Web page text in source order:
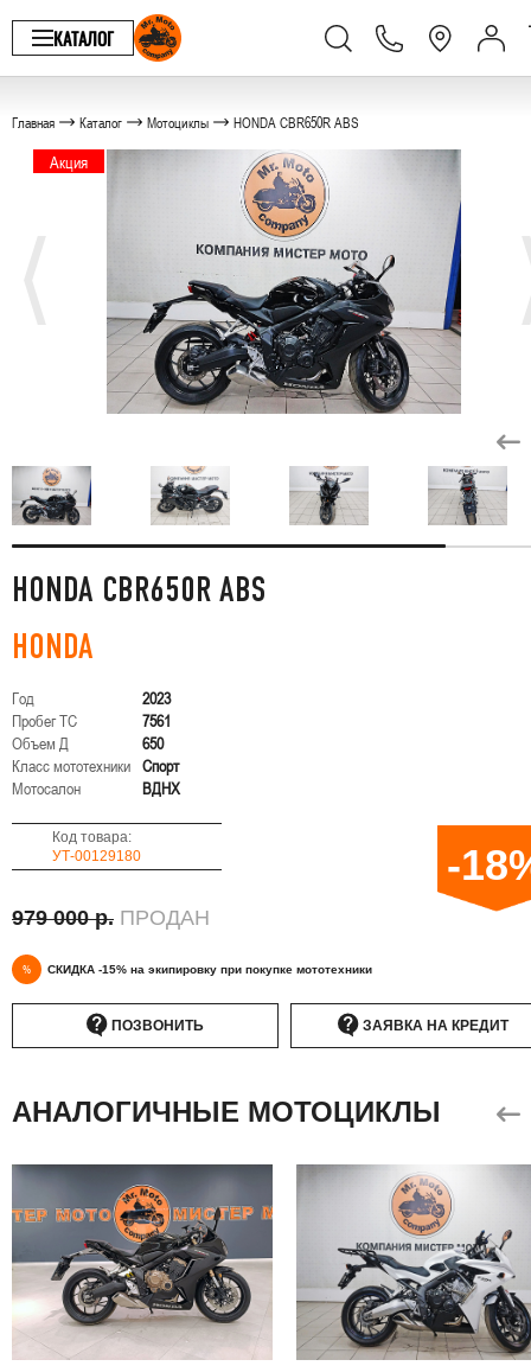
КАТАЛОГ
Главная Каталог Мотоциклы HONDA CBR650R ABS
Акция
HONDA CBR650R ABS
HONDA
Год
2023
Пробег ТС
7561
Объем Д
650
Класс мототехники Спорт
Мотосалон
ВДНХ
Код товара:
УТ-00129180
-
979 000 р. ПРОДАН
% СКИДКА -15% на экипировку при покупке мототехники
ПОЗВОНИТЬ ЗАЯВКА НА КРЕДИТ
АНАЛОГИЧНЫЕ МОТОЦИКЛЫ